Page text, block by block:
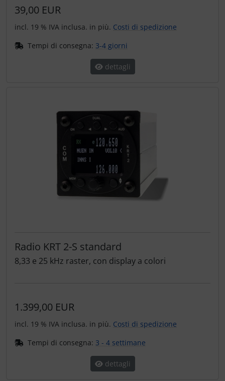
39,00 EUR
incl. 19 % IVA inclusa. in più. Costi di spedizione
Tempi di consegna: 3-4 giorni
dettagli
Radio KRT 2-S standard
8,33 e 25 kHz raster, con display a colori
1.399,00 EUR
incl. 19 % IVA inclusa. in più. Costi di spedizione
Tempi di consegna: 3 - 4 settimane
dettagli